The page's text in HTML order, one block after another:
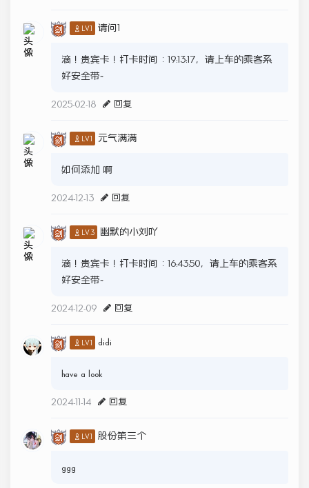
♙LV.1 请问1
滴！贵宾卡！打卡时间：19:13:17，请上车的乘客系
好安全带~
2025-02-18 回复
♙LV.1 元气满满
如何添加 啊
2024-12-13 回复
♙LV.3 幽默的小刘吖
滴！贵宾卡！打卡时间：16:43:50，请上车的乘客系
好安全带~
2024-12-09 回复
♙LV.1 didi
have a look
2024-11-14 回复
♙LV.1 股份第三个
ggg